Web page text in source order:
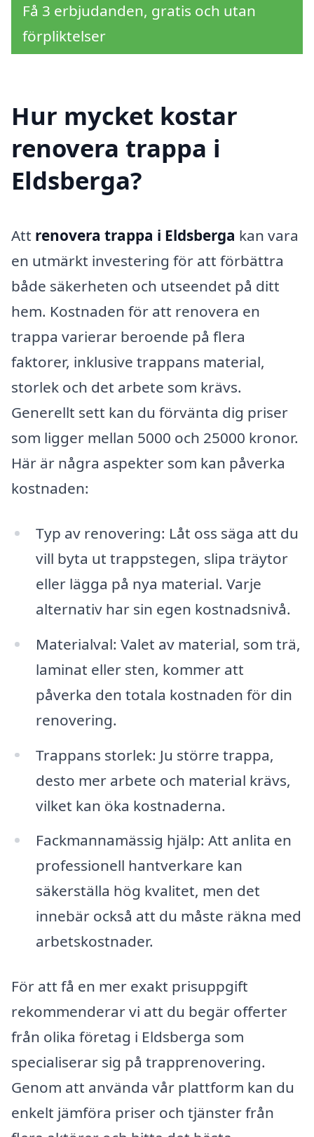
Få 3 erbjudanden, gratis och utan
förpliktelser
Hur mycket kostar
renovera trappa i
Eldsberga?
Att renovera trappa i Eldsberga kan vara
en utmärkt investering för att förbättra
både säkerheten och utseendet på ditt
hem. Kostnaden för att renovera en
trappa varierar beroende på flera
faktorer, inklusive trappans material,
storlek och det arbete som krävs.
Generellt sett kan du förvänta dig priser
som ligger mellan 5000 och 25000 kronor.
Här är några aspekter som kan påverka
kostnaden:
Typ av renovering: Låt oss säga att du
vill byta ut trappstegen, slipa träytor
eller lägga på nya material. Varje
alternativ har sin egen kostnadsnivå.
Materialval: Valet av material, som trä,
laminat eller sten, kommer att
påverka den totala kostnaden för din
renovering.
Trappans storlek: Ju större trappa,
desto mer arbete och material krävs,
vilket kan öka kostnaderna.
Fackmannamässig hjälp: Att anlita en
professionell hantverkare kan
säkerställa hög kvalitet, men det
innebär också att du måste räkna med
arbetskostnader.
För att få en mer exakt prisuppgift
rekommenderar vi att du begär offerter
från olika företag i Eldsberga som
specialiserar sig på trapprenovering.
Genom att använda vår plattform kan du
enkelt jämföra priser och tjänster från